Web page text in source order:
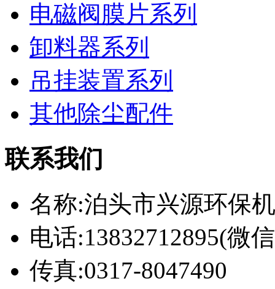
电磁阀膜片系列
卸料器系列
吊挂装置系列
其他除尘配件
联系我们
名称:泊头市兴源环保
电话:13832712895(微
传真:0317-8047490